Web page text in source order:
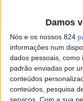
Damos
Nós e os nossos 824
informações num
dados pessoais, como
padrão enviadas por
conteúdos
conteúdos, pesquisa
que insistir para
menos te
menos
não precisa que
todo o momento.